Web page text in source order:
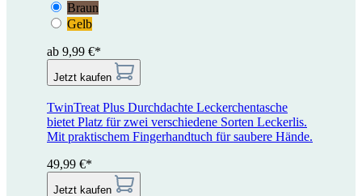
Braun
Gelb
ab 9,99 €*
Jetzt kaufen
TwinTreat Plus Durchdachte Leckerchentasche
bietet Platz für zwei verschiedene Sorten Leckerlis.
Mit praktischem Fingerhandtuch für saubere Hände.
49,99 €*
Jetzt kaufen